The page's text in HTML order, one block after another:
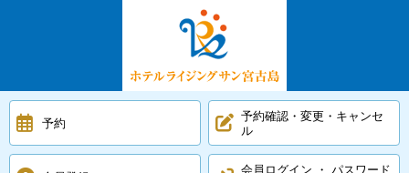
予約
予約確認・変更・キャンセ
ル
会員ログイン ・ パスワード